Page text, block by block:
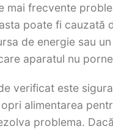
mai frecvente
poate fi cauzată
de energie sau
aparatul nu
verificat este
alimentarea
problema.